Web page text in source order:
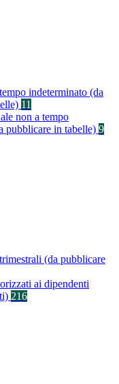
indeterminato (da
11
non a tempo
pubblicare in tabelle) 9
(da pubblicare
ai dipendenti
216